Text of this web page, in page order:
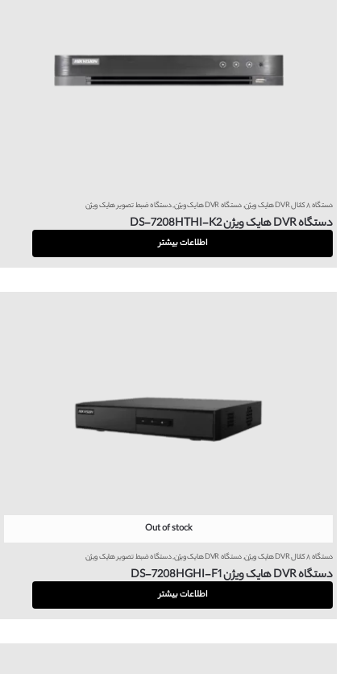
دستگاه ۸ کانال DVR هایک ویژن ,دستگاه DVR هایک ویژن ,دستگاه ضبط تصویر هایک ویژن
دستگاه DVR هایک ویژن DS-7208HTHI-K2
اطلاعات بیشتر
Out of stock
دستگاه ۸ کانال DVR هایک ویژن ,دستگاه DVR هایک ویژن ,دستگاه ضبط تصویر هایک ویژن
دستگاه DVR هایک ویژن DS-7208HGHI-F1
اطلاعات بیشتر